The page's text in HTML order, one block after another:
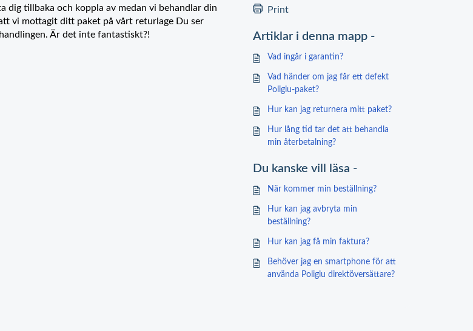
dig tillbaka och koppla av medan vi behandlar din
vi mottagit ditt paket på vårt returlage Du ser
Är det inte fantastiskt?!
Print
Artiklar i denna mapp -
Vad ingår i garantin?
Vad händer om jag får ett defekt
Poliglu-paket?
Hur kan jag returnera mitt paket?
Hur lång tid tar det att behandla
min återbetalning?
Du kanske vill läsa -
När kommer min beställning?
Hur kan jag avbryta min
beställning?
Hur kan jag få min faktura?
Behöver jag en smartphone för att
använda Poliglu direktöversättare?